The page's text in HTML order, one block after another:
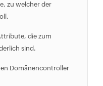
zu welcher der
die zum
sind.
Domänencontroller